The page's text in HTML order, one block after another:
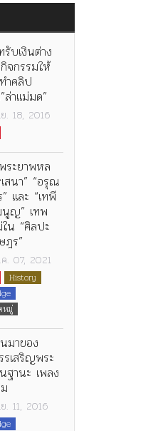
รับเงินต่าง
จกรรมให้
ำคลิป
ล่าแม่มด”
. 18, 2016
ระยาพหล
สนา” “อรุณ
และ “เทพี
นูญ” เทพ
น “ศิลปะ
ร”
. 07, 2021
History
หมู่
มาของ
รเสริญพระ
ฐานะ เพลง
. 11, 2016